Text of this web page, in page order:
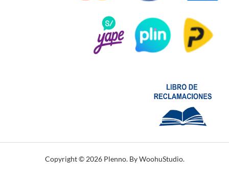
Copyright © 2026 Plenno. By WoohuStudio.